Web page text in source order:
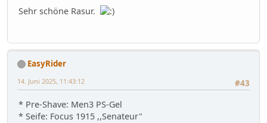
Sehr schöne Rasur.
EasyRider
#43
14. Juni 2025, 11:43:12
* Pre-Shave: Men3 PS-Gel
* Seife: Focus 1915 ,,Senateur"